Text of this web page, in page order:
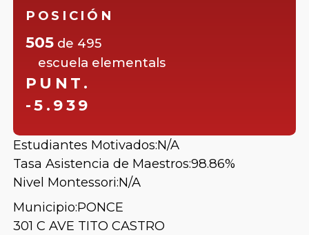
POSICIÓN
505 de 495
escuela elementals
PUNT.
-5.939
Estudiantes Motivados:N/A
Tasa Asistencia de Maestros:98.86%
Nivel Montessori:N/A
Municipio:PONCE
301 C AVE TITO CASTRO